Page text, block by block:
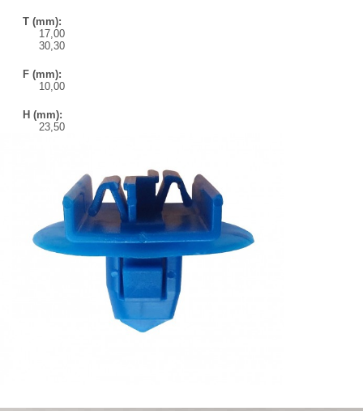
T (mm):
17,00
30,30
F (mm):
10,00
H (mm):
23,50